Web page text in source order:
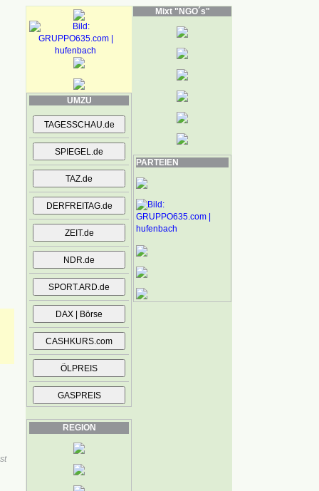
UMZU
REGION
Mixt "NGO´s"
PARTEIEN